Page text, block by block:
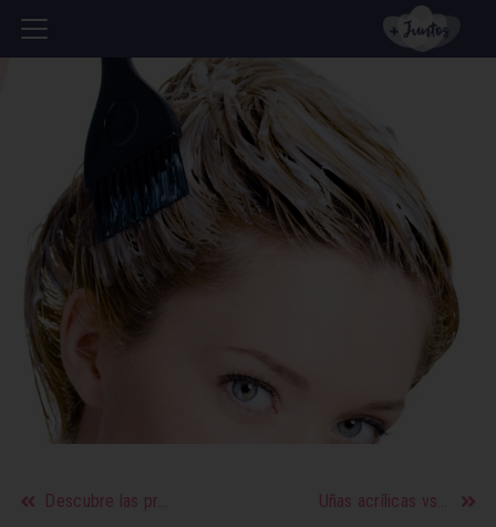
Descubre las propiedades de la pila Uñas acrílicas vs uñas de gel, ¿cuál es la diferencia?